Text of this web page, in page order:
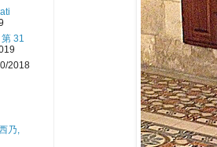
31
2018
乃,